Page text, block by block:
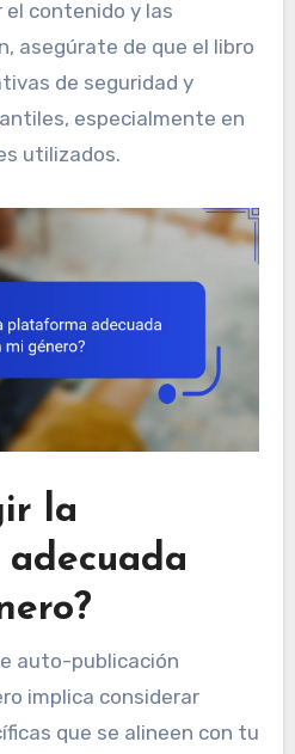
contenido y las
asegúrate de que el libro
de seguridad y
especialmente en
utilizados.
la
auto-publicación
implica considerar
que se alineen con tu